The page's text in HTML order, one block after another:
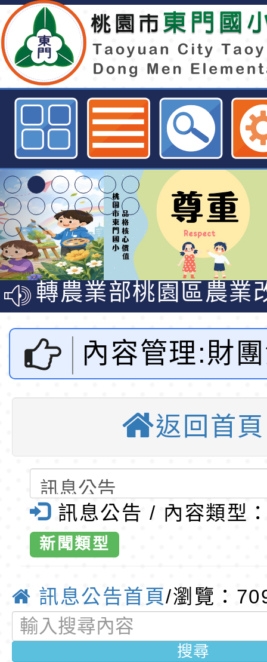
財團法人電路板環境公益基金會辦
ECO達人校園分享會－環境教育
門國小全球資訊網
清華光罩教學專業論
動時代中的好老師：
教師韌性
轉環境部「淨零綠領
程」
轉農業部桃園區農業
「115年食農教育專
訓練課程」，歡迎已
育專業人員資格者報
錄取公告-桃園市桃
民小學115學年度「
理人員」甄選
東門國小115學年度
梯特教代課教師甄選
公告(尚有缺額)
錄取公告-桃園市桃
民小學115學年度「
班教師助理員」甄選
東門國小115學年度
梯特教代理教師甄選
公告(尚有缺額)
東門國小附設幼兒園
第1學期第2梯代理教
招錄取公告
東門國小115學年度
梯代理教師甄選第8
東門國小附設幼兒園
第1學期第2梯代理教
招錄取公告(尚有缺
清華光罩教學專業論
動時代中的好老師：
教師韌性
轉環境部「淨零綠領
程」
轉農業部桃園區農業
「115年食農教育專
訓練課程」，歡迎已
錄取公告-桃園市桃
民小學115學年度「
東門國小115學年度
內容管理:財
路板環境公
辦理「113
ECO達人校
－環境教育活
訊網-優質
返回首頁
訊息公告 / 內容類型
新聞類型
訊息公告首頁/瀏覽：
搜尋